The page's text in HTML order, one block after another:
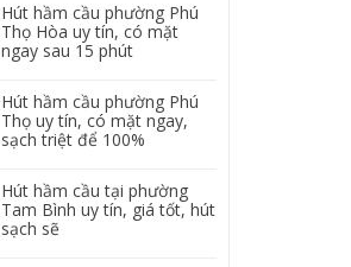
Hút hầm cầu phường Phú
Thọ Hòa uy tín, có mặt
ngay sau 15 phút
Hút hầm cầu phường Phú
Thọ uy tín, có mặt ngay,
sạch triệt để 100%
Hút hầm cầu tại phường
Tam Bình uy tín, giá tốt, hút
sạch sẽ